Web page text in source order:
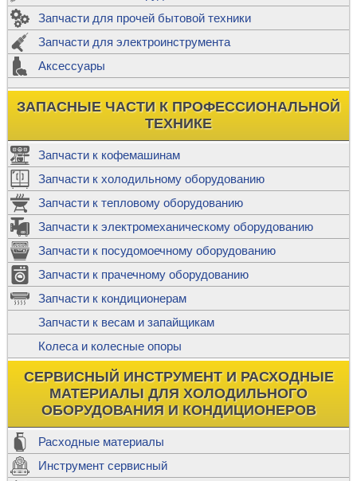
Запчасти для прочей бытовой техники
Запчасти для электроинструмента
Аксессуары
ЗАПАСНЫЕ ЧАСТИ К ПРОФЕССИОНАЛЬНОЙ
ТЕХНИКЕ
Запчасти к кофемашинам
Запчасти к холодильному оборудованию
Запчасти к тепловому оборудованию
Запчасти к электромеханическому оборудованию
Запчасти к посудомоечному оборудованию
Запчасти к прачечному оборудованию
Запчасти к кондиционерам
Запчасти к весам и запайщикам
Колеса и колесные опоры
СЕРВИСНЫЙ ИНСТРУМЕНТ И РАСХОДНЫЕ
МАТЕРИАЛЫ ДЛЯ ХОЛОДИЛЬНОГО
ОБОРУДОВАНИЯ И КОНДИЦИОНЕРОВ
Расходные материалы
Инструмент сервисный